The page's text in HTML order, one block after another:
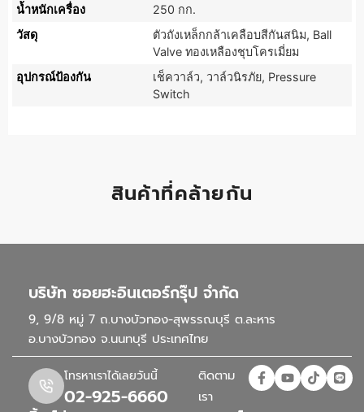
น้ำหนักเครื่อง
250 กก.
วัสดุ
ตัวถังเหล็กกล้าเคลือบสีกันสนิม, Ball
Valve ทองเหลืองชุบโครเมี่ยม
อุปกรณ์ป้องกัน
เช็ควาล์ว, วาล์วนิรภัย, Pressure
Switch
สินค้าที่คล้ายกัน
บริษัท ซอยฮะอินเตอร์กรุ๊ป จำกัด
9, 9/8 หมู่ 7 ถ.บางบัวทอง-สุพรรณบุรี ต.ละหาร
อ.บางบัวทอง จ.นนทบุรี ประเทศไทย
โทรหาเราได้เลยวันนี้
02-925-6660
ติดตาม
เรา